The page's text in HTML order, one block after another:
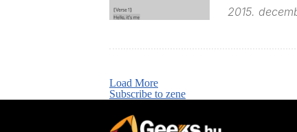
2015.
Load More
Subscribe to zene